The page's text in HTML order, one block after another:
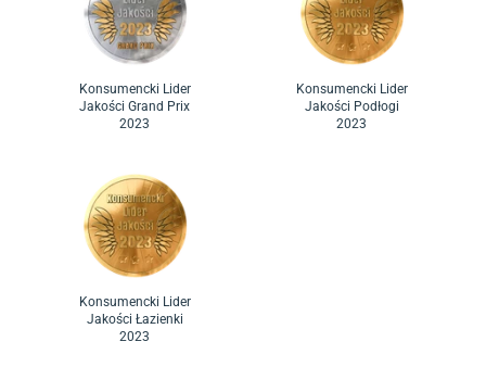
Konsumencki Lider
Jakości Grand Prix
2023
Konsumencki Lider
Jakości Podłogi
2023
Konsumencki Lider
Jakości Łazienki
2023